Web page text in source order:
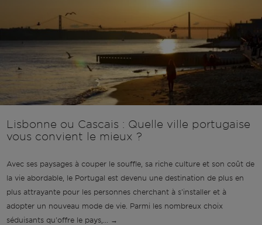
Lisbonne ou Cascais : Quelle ville portugaise
vous convient le mieux ?
Avec ses paysages à couper le souffle, sa riche culture et son coût de
la vie abordable, le Portugal est devenu une destination de plus en
plus attrayante pour les personnes cherchant à s'installer et à
adopter un nouveau mode de vie. Parmi les nombreux choix
séduisants qu'offre le pays,... →